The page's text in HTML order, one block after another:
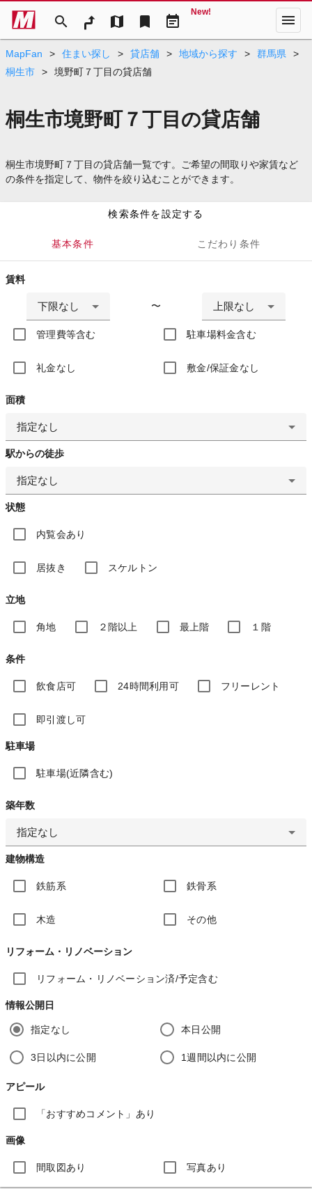
search map bookmark event_note
New! menu
MapFan > 住まい探し > 貸店舗 > 地域から探す > 群馬県
>
桐生市
> 境野町７丁目の貸店舗
桐生市境野町７丁目の貸店舗
桐生市境野町７丁目の貸店舗一覧です。ご希望の間取りや家賃など
の条件を指定して、物件を絞り込むことができます。
検索条件を設定する
基本条件 こだわり条件
賃料
下限なし 〜 上限なし
管理費等含む 駐車場料金含む
礼金なし 敷金/保証金なし
面積
指定なし
駅からの徒歩
指定なし
状態
内覧会あり
居抜き スケルトン
立地
角地 ２階以上 最上階 １階
条件
飲食店可 24時間利用可 フリーレント
即引渡し可
駐車場
駐車場(近隣含む)
築年数
指定なし
建物構造
鉄筋系 鉄骨系
木造 その他
リフォーム・リノベーション
リフォーム・リノベーション済/予定含む
情報公開日
指定なし 本日公開
3日以内に公開 1週間以内に公開
アピール
「おすすめコメント」あり
画像
間取図あり 写真あり